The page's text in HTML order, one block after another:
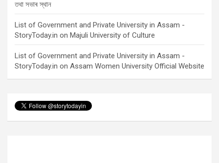
তথা সভাৰ স্থান
List of Government and Private University in Assam -
StoryToday.in on Majuli University of Culture
List of Government and Private University in Assam -
StoryToday.in on Assam Women University Official Website